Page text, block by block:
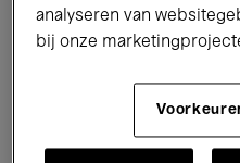
Jazz Klassieke
analyseren van
bij onze